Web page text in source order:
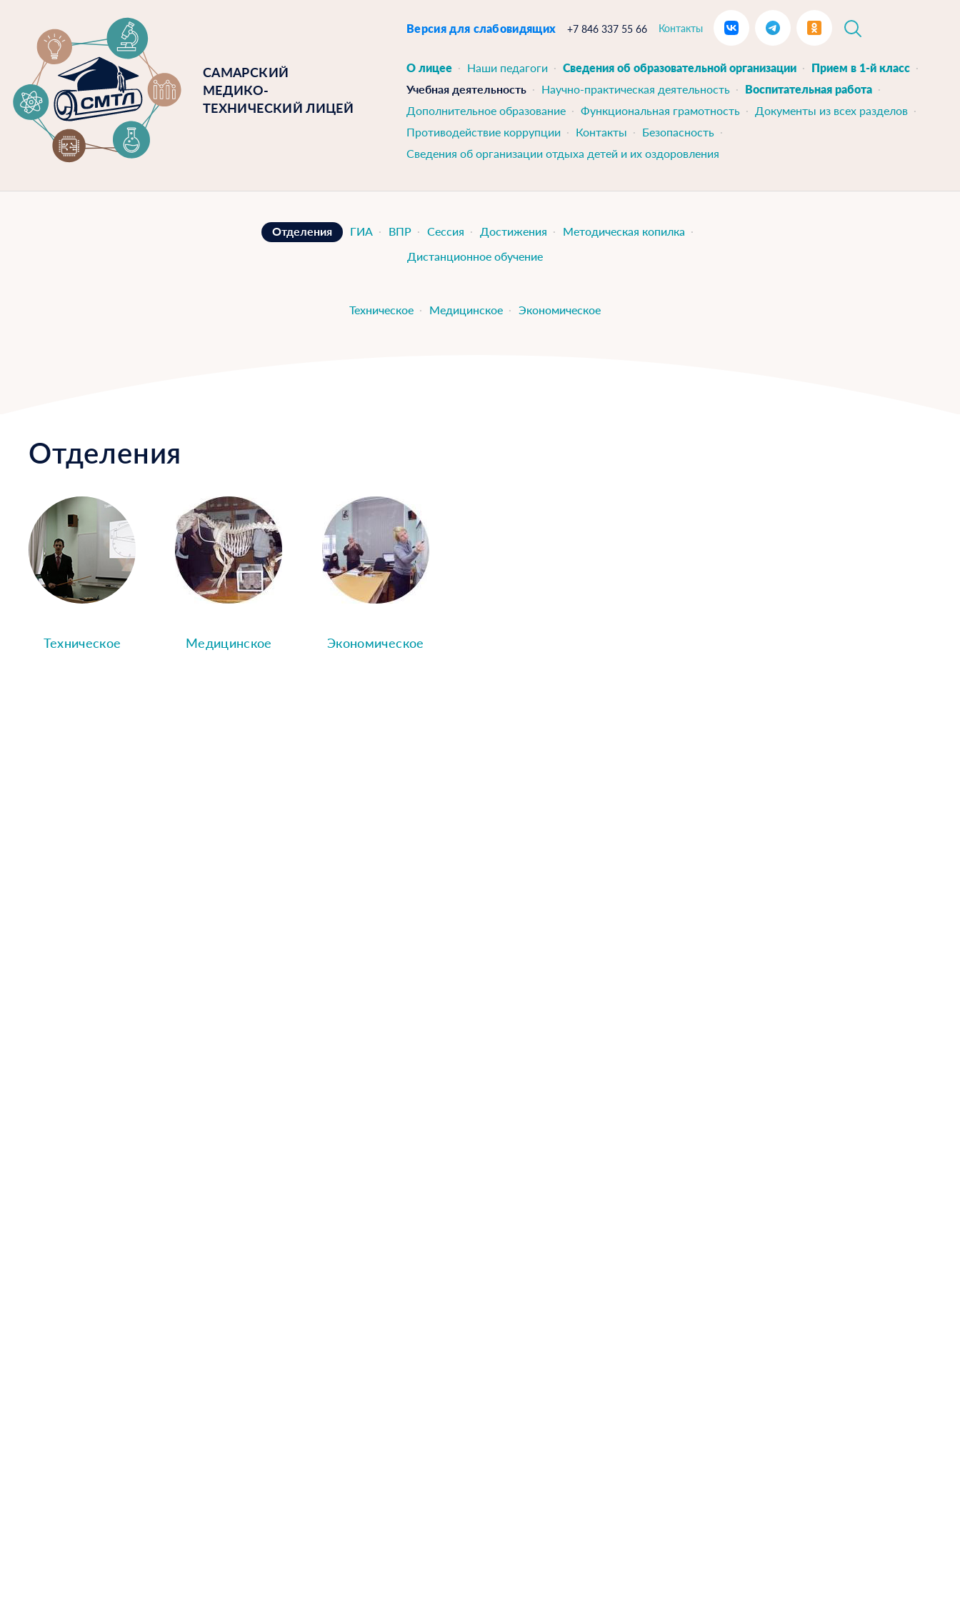
САМАРСКИЙ
МЕДИКО-
ТЕХНИЧЕСКИЙ ЛИЦЕЙ
Версия для слабовидящих +7 846 337 55 66 Контакты
О лицее Наши педагоги Сведения об образовательной организации
Прием в 1-й класс
Учебная деятельность
Научно-практическая деятельность
Воспитательная работа
Дополнительное образование
Функциональная грамотность
Документы из всех разделов
Противодействие коррупции
Контакты
Безопасность
Сведения об организации отдыха детей и их оздоровления
Отделения ГИА ВПР Сессия Достижения
Методическая копилка
Дистанционное обучение
Техническое Медицинское Экономическое
Отделения
Техническое Медицинское Экономическое